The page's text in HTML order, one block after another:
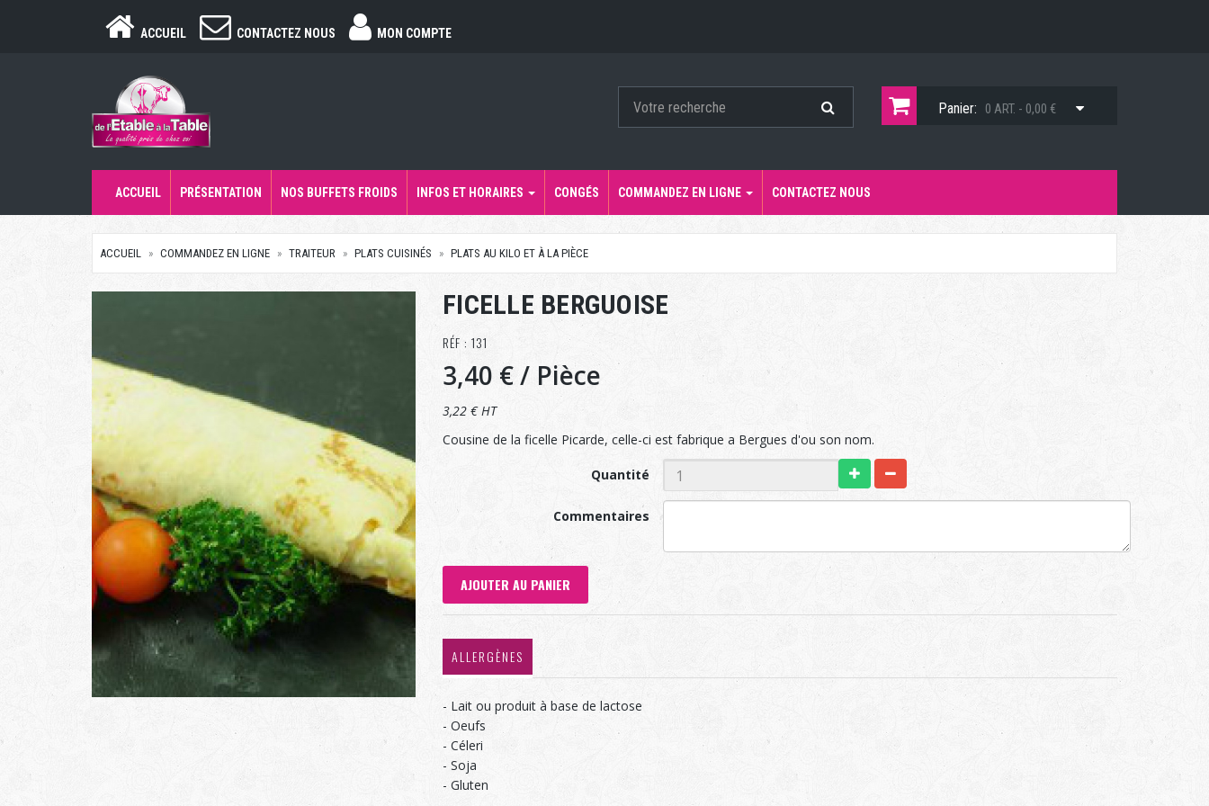
ACCUEIL CONTACTEZ NOUS MON COMPTE
Panier: 0 ART. - 0,00 €
ACCUEIL PRÉSENTATION NOS BUFFETS FROIDS INFOS ET HORAIRES CONGÉS COMMANDEZ EN LIGNE CONTACTEZ NOUS
ACCUEIL COMMANDEZ EN LIGNE TRAITEUR PLATS CUISINÉS PLATS AU KILO ET À LA PIÈCE
FICELLE BERGUOISE
RÉF : 131
3,40 €/ Pièce
3,22 € HT
Cousine de la ficelle Picarde, celle-ci est fabrique a Bergues d'ou son nom.
Quantité
Commentaires
AJOUTER AU PANIER
ALLERGÈNES
- Lait ou produit à base de lactose
- Oeufs
- Céleri
- Soja
- Gluten